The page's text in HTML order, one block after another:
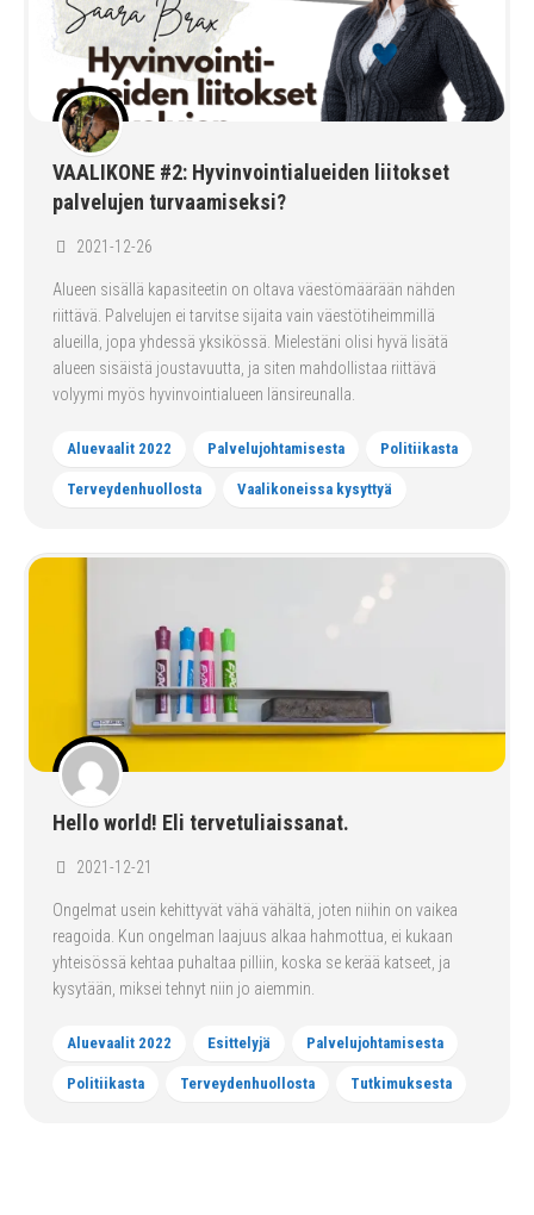
VAALIKONE #2: Hyvinvointialueiden liitokset
palvelujen turvaamiseksi?
2021-12-26
Alueen sisällä kapasiteetin on oltava väestömäärään nähden
riittävä. Palvelujen ei tarvitse sijaita vain väestötiheimmillä
alueilla, jopa yhdessä yksikössä. Mielestäni olisi hyvä lisätä
alueen sisäistä joustavuutta, ja siten mahdollistaa riittävä
volyymi myös hyvinvointialueen länsireunalla.
Aluevaalit 2022 Palvelujohtamisesta Politiikasta
Terveydenhuollosta Vaalikoneissa kysyttyä
Hello world! Eli tervetuliaissanat.
2021-12-21
Ongelmat usein kehittyvät vähä vähältä, joten niihin on vaikea
reagoida. Kun ongelman laajuus alkaa hahmottua, ei kukaan
yhteisössä kehtaa puhaltaa pilliin, koska se kerää katseet, ja
kysytään, miksei tehnyt niin jo aiemmin.
Aluevaalit 2022 Esittelyjä Palvelujohtamisesta
Politiikasta Terveydenhuollosta Tutkimuksesta